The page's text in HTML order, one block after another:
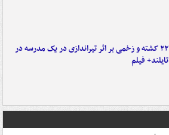
۲۲ کشته و زخمی بر اثر تیراندازی در یک مدرسه در
تایلند+ فیلم